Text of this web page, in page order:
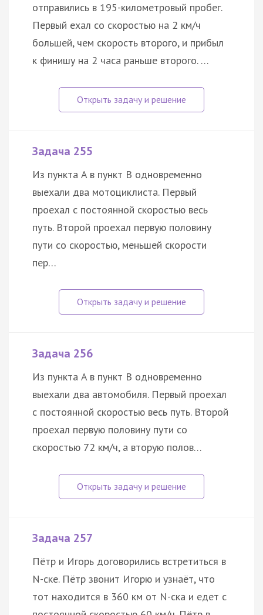
отправились в 195-километровый пробег.
Первый ехал со скоростью на 2 км/ч
большей, чем скорость второго, и прибыл
к финишу на 2 часа раньше второго. …
Задача 255
Из пункта A в пункт B одновременно
выехали два мотоциклиста. Первый
проехал с постоянной скоростью весь
путь. Второй проехал первую половину
пути со скоростью, меньшей скорости
пер…
Задача 256
Из пункта A в пункт B одновременно
выехали два автомобиля. Первый проехал
с постоянной скоростью весь путь. Второй
проехал первую половину пути со
скоростью 72 км/ч, а вторую полов…
Задача 257
Пётр и Игорь договорились встретиться в
N-ске. Пётр звонит Игорю и узнаёт, что
тот находится в 360 км от N-ска и едет с